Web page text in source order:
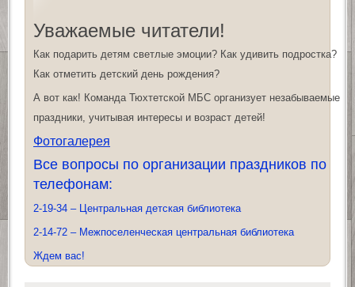
Уважаемые читатели!
Как подарить детям светлые эмоции? Как удивить подростка?
Как отметить детский день рождения?
А вот как! Команда Тюхтетской МБС организует незабываемые
праздники, учитывая интересы и возраст детей!
Фотогалерея
Все вопросы по организации праздников по
телефонам:
2-19-34 – Центральная детская библиотека
2-14-72 – Межпоселенческая центральная библиотека
Ждем вас!